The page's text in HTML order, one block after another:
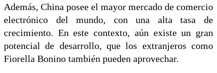
Además, China posee el mayor mercado de comercio
electrónico del mundo, con una alta tasa de
crecimiento. En este contexto, aún existe un gran
potencial de desarrollo, que los extranjeros como
Fiorella Bonino también pueden aprovechar.